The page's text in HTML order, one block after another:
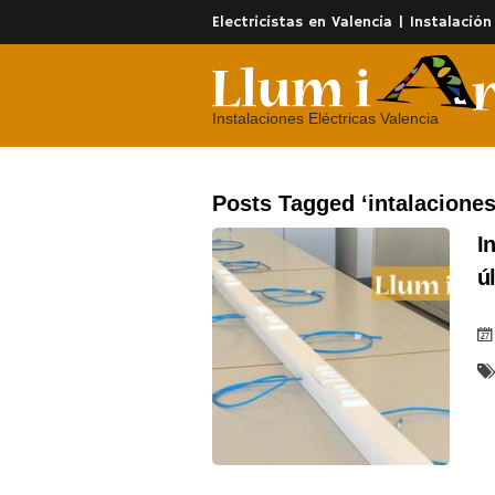
Electricistas en Valencia |
Instalaciones Eléctricas Valencia
Posts Tagged